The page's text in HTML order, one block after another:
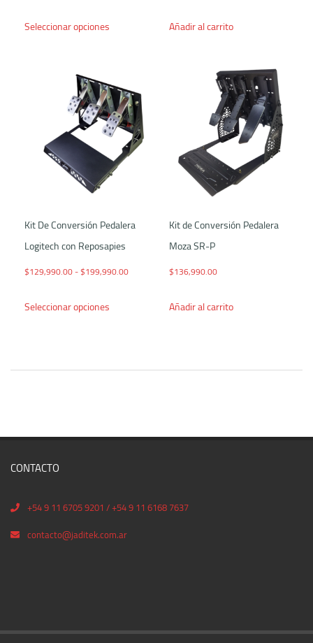
Seleccionar opciones Añadir al carrito
Kit De Conversión Pedalera
Logitech con Reposapies
$129,990.00-$199,990.00Rango de precios: desde $129,990.00 hasta
Seleccionar opciones
Kit de Conversión Pedalera
Moza SR-P
$136,990.00
Añadir al carrito
CONTACTO
+54 9 11 6705 9201 / +54 9 11 6168 7637
contacto@jaditek.com.ar